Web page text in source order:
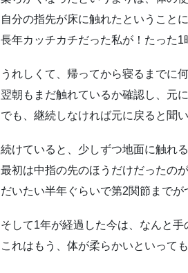
自分の指先が床に触れたということ
長年カッチカチだった私が！たった1
うれしくて、帰ってから寝るまでに
翌朝もまだ触れているか確認し、元
でも、継続しなければ元に戻ると聞
続けていると、少しずつ地面に触れ
最初は中指の先のほうだけだったの
だいたい半年ぐらいで第2関節までが
そして1年が経過した今は、なんと
これはもう、体が柔らかいといって